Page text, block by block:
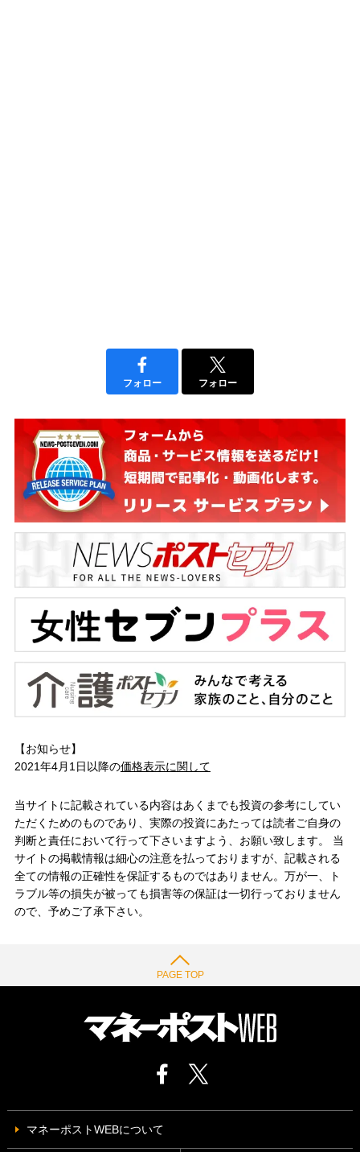
フォロー フォロー
【お知らせ】
2021年4月1日以降の価格表示に関して
当サイトに記載されている内容はあくまでも投資の参考にしてい
ただくためのものであり、実際の投資にあたっては読者ご自身の
判断と責任において行って下さいますよう、お願い致します。 当
サイトの掲載情報は細心の注意を払っておりますが、記載される
全ての情報の正確性を保証するものではありません。万が一、ト
ラブル等の損失が被っても損害等の保証は一切行っておりません
ので、予めご了承下さい。
PAGE TOP
マネーポストWEBについて